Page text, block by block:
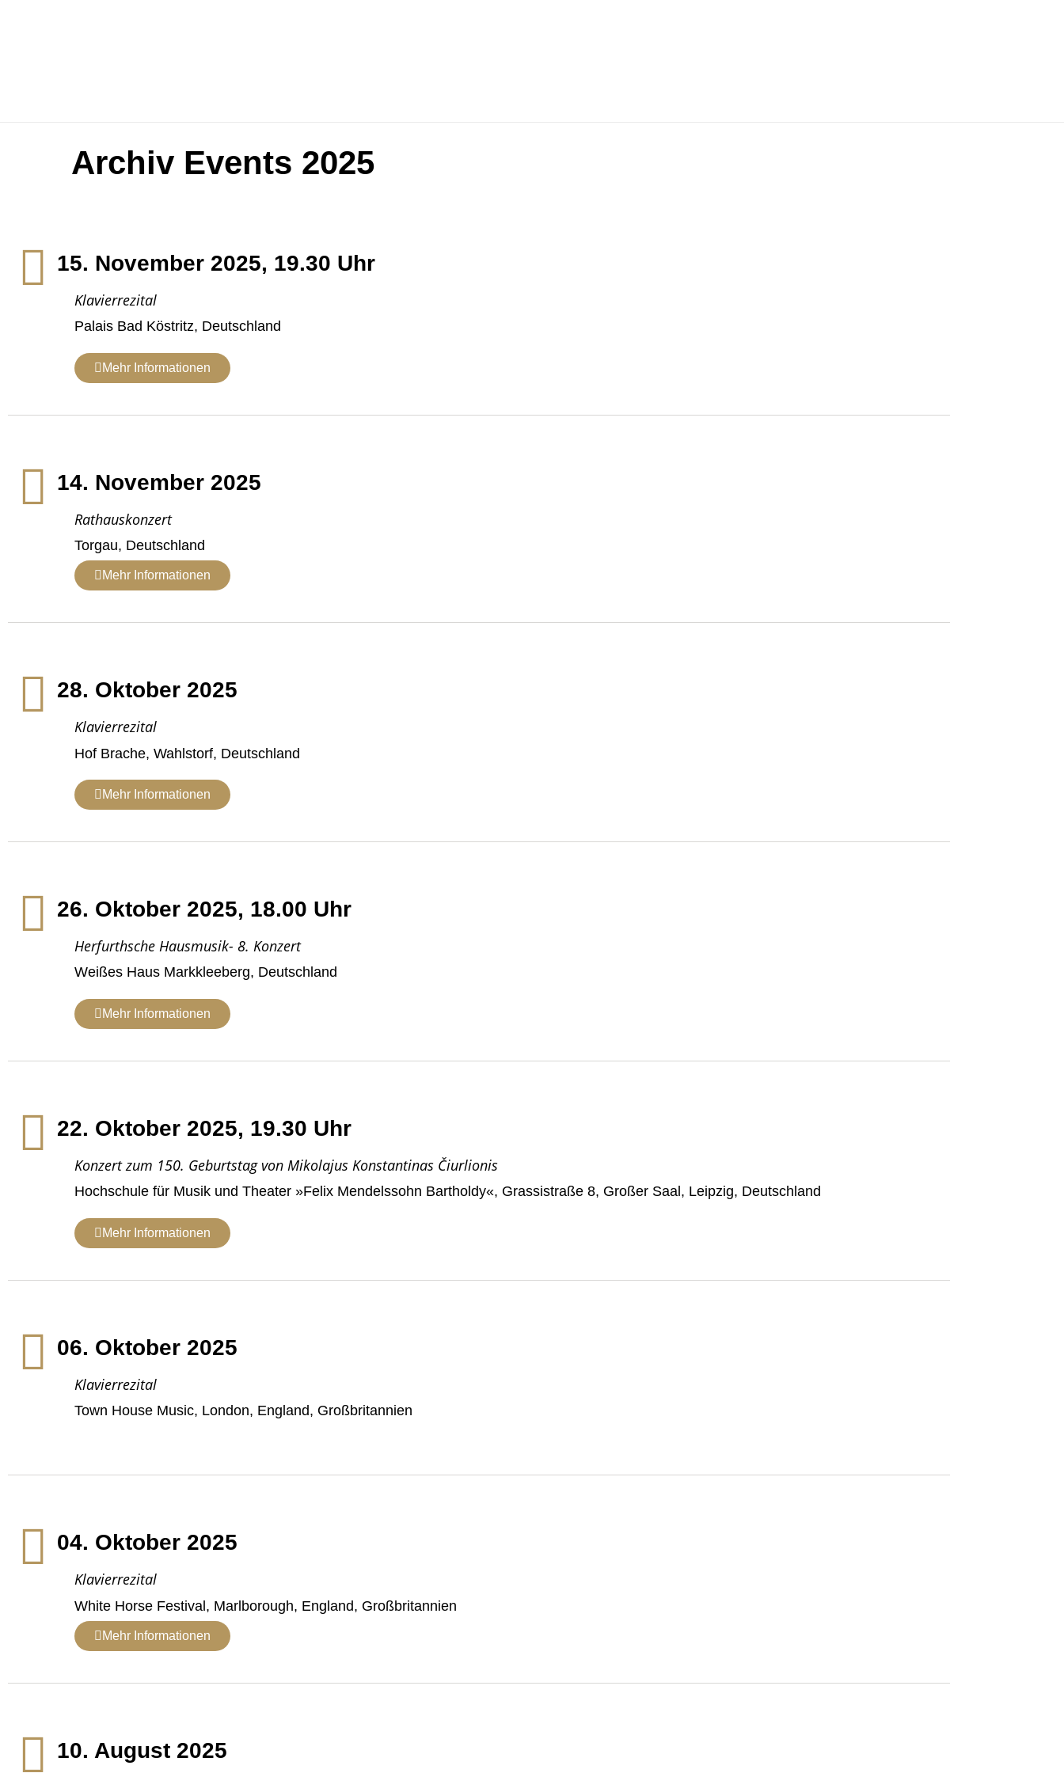
Archiv Events 2025
15. November 2025, 19.30 Uhr
Klavierrezital
Palais Bad Köstritz, Deutschland
Mehr Informationen
14. November 2025
Rathauskonzert
Torgau, Deutschland
Mehr Informationen
28. Oktober 2025
Klavierrezital
Hof Brache, Wahlstorf, Deutschland
Mehr Informationen
26. Oktober 2025, 18.00 Uhr
Herfurthsche Hausmusik- 8. Konzert
Weißes Haus Markkleeberg, Deutschland
Mehr Informationen
22. Oktober 2025, 19.30 Uhr
Konzert zum 150. Geburtstag von Mikolajus Konstantinas Čiurlionis
Hochschule für Musik und Theater »Felix Mendelssohn Bartholdy«, Grassistraße 8, Großer Saal, Leipzig, Deutschland
Mehr Informationen
06. Oktober 2025
Klavierrezital
Town House Music, London, England, Großbritannien
04. Oktober 2025
Klavierrezital
White Horse Festival, Marlborough, England, Großbritannien
Mehr Informationen
10. August 2025